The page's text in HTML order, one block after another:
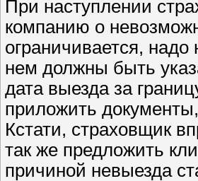
При наступлении
компанию о
ограничивается,
нем должны быть
дата выезда за
приложить
Кстати, страховщик
так же предложить
причиной невыезда